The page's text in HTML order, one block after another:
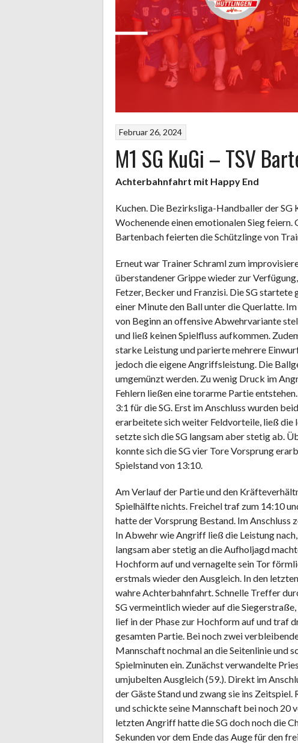
Februar 26, 2024
M1 SG KuGi – TSV
Achterbahnfahrt mit Happy End
Kuchen. Die Bezirksliga-Handballer der SG
Wochenende einen emotionalen Sieg feiern.
Bartenbach feierten die Schützlinge von
Erneut war Trainer Schraml zum
überstandener Grippe wieder zur
Fetzer, Becker und Franzisi. Die SG
einer Minute den Ball unter die Querlatte.
von Beginn an offensive Abwehrvariante
und ließ keinen Spielfluss aufkommen.
starke Leistung und parierte mehrere
jedoch die eigene Angriffsleistung. Die
umgemünzt werden. Zu wenig Druck im
Fehlern ließen eine torarme Partie
3:1 für die SG. Erst im Anschluss wurden
erarbeitete sich weiter Feldvorteile, ließ die
setzte sich die SG langsam aber stetig ab.
konnte sich die SG vier Tore Vorsprung
Spielstand von 13:10.
Am Verlauf der Partie und den
Spielhälfte nichts. Freichel traf zum 14:10
hatte der Vorsprung Bestand. Im Anschluss
In Abwehr wie Angriff ließ die Leistung
langsam aber stetig an die Aufholjagd
Hochform auf und vernagelte sein Tor
erstmals wieder den Ausgleich. In den
wahre Achterbahnfahrt. Schnelle Treffer
SG vermeintlich wieder auf die
lief in der Phase zur Hochform auf und traf
gesamten Partie. Bei noch zwei
Mannschaft nochmal an die Seitenlinie und
Spielminuten ein. Zunächst verwandelte
umjubelten Ausgleich (59.). Direkt im
der Gäste Stand und zwang sie ins
und schickte seine Mannschaft bei noch 20
letzten Angriff hatte die SG doch noch die
Sekunden vor dem Ende das Auge für den